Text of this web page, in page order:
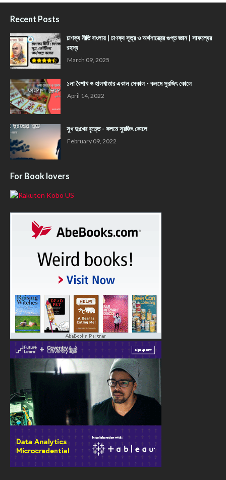
Recent Posts
চাণক্য নীতি বাংলায় | চাণক্য সূত্র ও অর্থশাস্ত্রের গুপ্ত জ্ঞান | সাফল্যের
রহস্য
March 09, 2025
১লা বৈশাখ ও হালখাতার একাল সেকাল - কলমে সুরজিৎ কোলে
April 14, 2022
সুখ দুঃখের বৃত্তে - কলমে সুরজিৎ কোলে
February 09, 2022
For Book lovers